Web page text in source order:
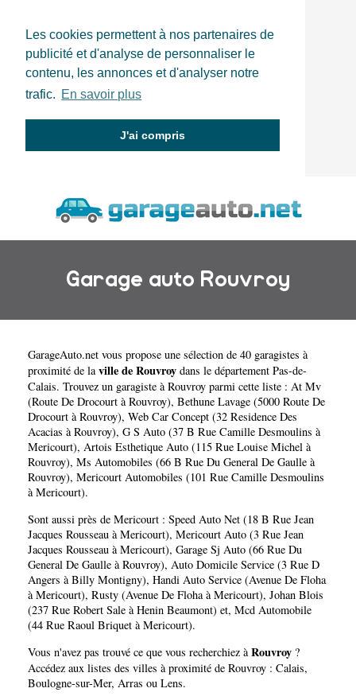
Les cookies permettent à nos partenaires de
publicité et d'analyse de personnaliser le
contenu, les annonces et d'analyser notre
trafic. En savoir plus
J'ai compris
Garage auto Rouvroy
GarageAuto.net vous propose une sélection de 40 garagistes à
proximité de laville de Rouvroy dans le département Pas-de-
Calais. Trouvez un garagiste à Rouvroy parmi cette liste : At Mv
(Route De Drocourt à Rouvroy), Bethune Lavage (5000 Route De
Drocourt à Rouvroy), Web Car Concept (32 Residence Des
Acacias à Rouvroy), G S Auto (37 B Rue Camille Desmoulins à
Mericourt), Artois Esthetique Auto (115 Rue Louise Michel à
Rouvroy), Ms Automobiles (66 B Rue Du General De Gaulle à
Rouvroy), Mericourt Automobiles (101 Rue Camille Desmoulins
à Mericourt).
Sont aussi près de Mericourt : Speed Auto Net (18 B Rue Jean
Jacques Rousseau à Mericourt), Mericourt Auto (3 Rue Jean
Jacques Rousseau à Mericourt), Garage Sj Auto (66 Rue Du
General De Gaulle à Rouvroy), Auto Domicile Service (3 Rue D
Angers à Billy Montigny), Handi Auto Service (Avenue De Floha
à Mericourt), Rusty (Avenue De Floha à Mericourt), Johan Blois
(237 Rue Robert Sale à Henin Beaumont) et, Mcd Automobile
(44 Rue Raoul Briquet à Mericourt).
Vous n'avez pas trouvé ce que vous recherchiez àRouvroy ?
Accédez aux listes des villes à proximité de Rouvroy : Calais,
Boulogne-sur-Mer, Arras ou Lens.